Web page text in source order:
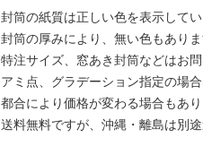
封筒の紙質は正しい色を表示して
封筒の厚みにより、無い色もありま
特注サイズ、窓あき封筒などはお問
アミ点、グラデーション指定の場
都合により価格が変わる場合もあり
送料無料ですが、沖縄・離島は別途